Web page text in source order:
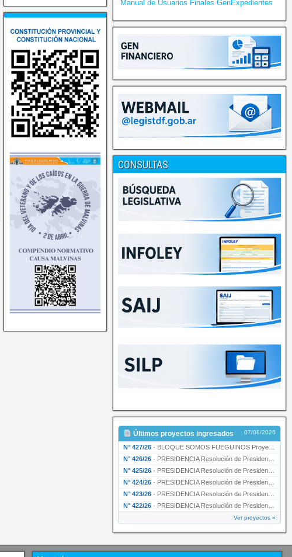
Manual de Usuarios Finales GenExpedientes
CONSULTAS
Últimos proyectos ingresados 07/08/2026
N° 427/26 · BLOQUE SOMOS FUEGUINOS Proyecto de Declaración declarando de interés provincial PRESIDENCI…
N° 426/26 · PRESIDENCIA Resolución de Presidencia N° 216/26 declarando de interés provincial la labor …
N° 425/26 · PRESIDENCIA Resolución de Presidencia N° 212/26 declarando de interés provincial el “50° A…
N° 424/26 · PRESIDENCIA Resolución de Presidencia Nº 210/26 declarando de interés provincial el proyec…
N° 423/26 · PRESIDENCIA Resolución de Presidencia Nº 209/26 declarando de interés provincial la presen…
N° 422/26 · PRESIDENCIA Resolución de Presidencia N° 200/26 para su ratificación.
Ver proyectos »